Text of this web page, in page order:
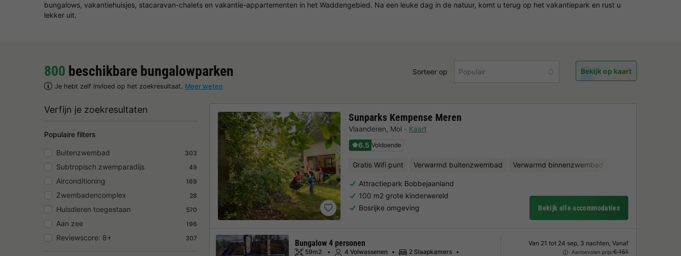
bungalows, vakantiehuisjes, stacaravan-chalets en vakantie-appartementen in het Waddengebied. Na een leuke dag in de natuur, komt u terug op het vakantiepark en rust u
lekker uit.
800 beschikbare bungalowparken
Je hebt zelf invloed op het zoekresultaat. Meer weten
Sorteer op Populair Bekijk op kaart
Verfijn je zoekresultaten
Populaire filters
Buitenzwembad 303
Subtropisch zwemparadijs 49
Airconditioning 169
Zwembadencomplex 28
Huisdieren toegestaan 570
Aan zee 196
Reviewscore: 8+ 307
Sunparks Kempense Meren
Vlaanderen, Mol
Kaart
6.5 Voldoende
Gratis Wifi punt Verwarmd buitenzwembad Verwarmd binnenzwembad
Attractiepark Bobbejaanland
100 m2 grote kinderwereld
Bosrijke omgeving
Bekijk alle accommodaties
Bungalow 4 personen
59m2 4 Volwassenen
2 Slaapkamers
Van 21 tot 24 sep, 3 nachten, Vanaf
Aanbevolen prijs:€ 151